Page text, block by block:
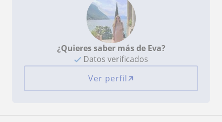
¿Quieres saber más de Eva?
Datos verificados
Ver perfil